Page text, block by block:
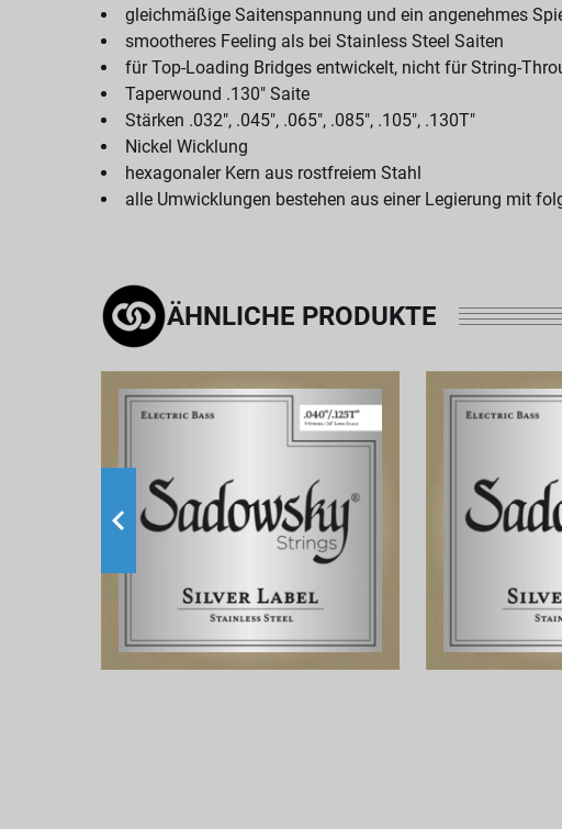
gleichmäßige Saitenspannung und ein angenehmes
smootheres Feeling als bei Stainless Steel Saiten
für Top-Loading Bridges entwickelt, nicht für String-
Taperwound .130" Saite
Stärken .032", .045", .065", .085", .105", .130T"
Nickel Wicklung
hexagonaler Kern aus rostfreiem Stahl
alle Umwicklungen bestehen aus einer Legierung mit
ÄHNLICHE PRODUKTE